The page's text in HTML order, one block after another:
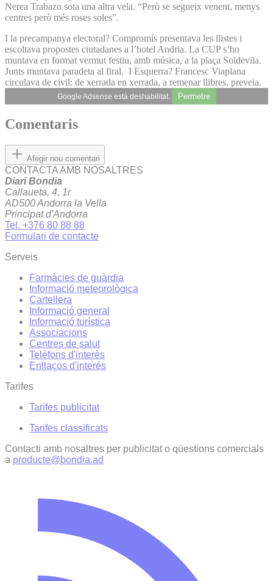
Nerea Trabazo sota una altra vela. “Però se segueix venent, menys
centres però més roses soles”.
I la precampanya electoral? Compromís presentava les llistes i
escoltava propostes ciutadanes a l’hotel Andria. La CUP s’ho
muntava en format vermut festiu, amb música, a la plaça Soldevila.
Junts muntava paradeta al firal. I Esquerra? Francesc Viaplana
circulava de civil: de xerrada en xerrada, a remenar llibres, preveia.
Google Adsense està deshabilitat. Permetre
Comentaris
Afegir nou comentari
CONTACTA AMB NOSALTRES
Diari Bondia
Callaueta, 4, 1r
AD500 Andorra la Vella
Principat d'Andorra
Tel. +376 80 88 88
Formulari de contacte
Serveis
Farmàcies de guàrdia
Informació meteorològica
Cartellera
Informació general
Informació turística
Associacions
Centres de salut
Telèfons d'interès
Enllaços d'interés
Tarifes
Tarifes publicitat
Tarifes classificats
Contacti amb nosaltres per publicitat o qüestions comercials
a producte@bondia.ad